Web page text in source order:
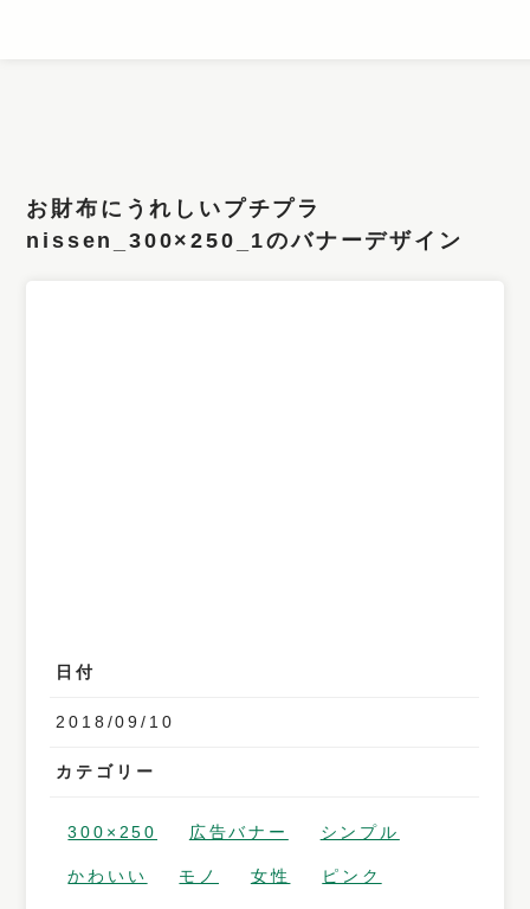
フィルター
お財布にうれしいプチプラ
nissen_300×250_1のバナーデザイン
日付
2018/09/10
カテゴリー
300×250 広告バナー シンプル
かわいい モノ 女性 ピンク